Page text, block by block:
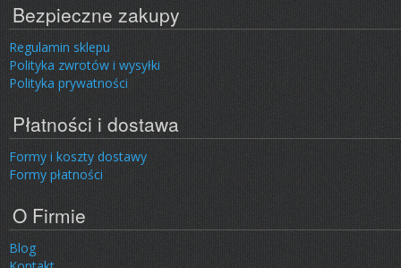
Bezpieczne zakupy
Regulamin sklepu
Polityka zwrotów i wysyłki
Polityka prywatności
Płatności i dostawa
Formy i koszty dostawy
Formy płatności
O Firmie
Blog